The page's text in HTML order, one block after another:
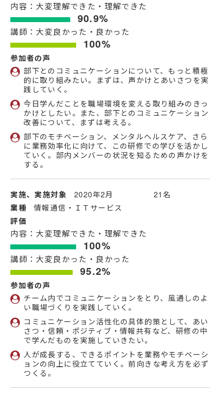
内容：大変理解できた・理解できた
90.9%
講師：大変良かった・良かった
100%
参加者の声
部下とのコミュニケーションについて、もっと積極
的に取り組みたい。まずは、声かけとあいさつを実
践していく。
今日学んだことを職場環境を変える取り組みのきっ
かけとしたい。また、部下とのコミュニケーション
改善について、まずは考える。
部下のモチベーション、メンタルヘルスケア、さら
に業務効率化に向けて、この研修での学びを活かし
ていく。部内メンバーの状況を知るための声かけを
する。
実施、実施対象 2020年2月 21名
業種 情報通信・ＩＴサービス
評価
内容：大変理解できた・理解できた
100%
講師：大変良かった・良かった
95.2%
参加者の声
チーム内でコミュニケーションをとり、風通しのよ
い職場づくりを実践していく。
コミュニケーション活性化の具体的策として、あい
さつ・信頼・ポジティブ・情報共有など、研修の中
で学んだものを実施していきたい。
人が成長する、できるポイントを業務やモチベーシ
ョンの向上に役立てていく。前向きな考え方を必ず
つくる。